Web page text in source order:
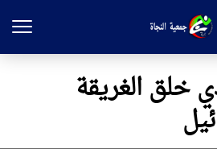
خلق الغريقة